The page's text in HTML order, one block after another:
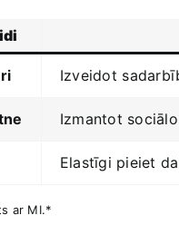
Izveidot⁤
Izmantot
Elastīgi pieiet
ar MI.*